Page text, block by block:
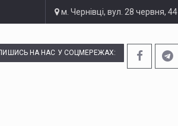
м. Чернівці, вул. 28 червня, 44
НА НАС У СОЦМЕРЕЖАХ: